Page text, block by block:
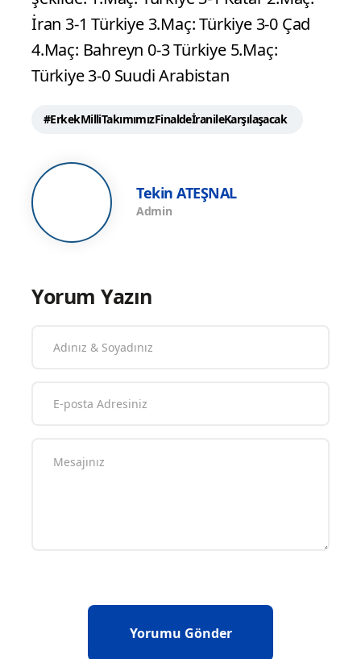
galibiyet, 1 mağlubiyet 12 puana ikinci
sırada yer alan Millilerimiz, finalde 13
Kasım Perşembe günü saat 19.00'da İran
ile karşı karşıya gelecek. Erkek Milli
Takımımızın turnuvada aldığı sonuçlar şu
İran 3-1 Türkiye 3.Maç: Türkiye 3-0 Çad
4.Maç: Bahreyn 0-3 Türkiye 5.Maç:
Türkiye 3-0 Suudi Arabistan
Admin